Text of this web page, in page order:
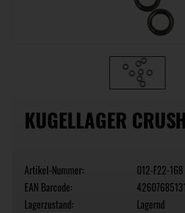
KUGELLAGER
Artikel-Nummer:
012-F22-168
EAN Barcode:
Lagerzustand:
Lagernd